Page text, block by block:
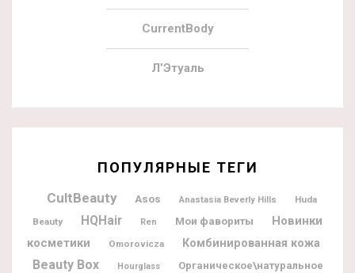
CurrentBody
Л’Этуаль
ПОПУЛЯРНЫЕ ТЕГИ
CultBeauty Asos Anastasia Beverly Hills
Huda
Beauty
HQHair Ren Мои фавориты
Новинки
косметики
Omorovicza Комбинированная кожа
Beauty Box Hourglass Органическое\натуральное